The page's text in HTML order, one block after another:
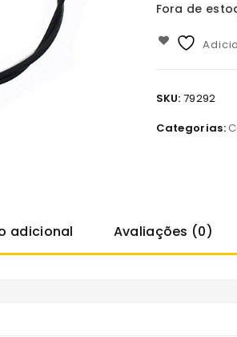
Fora de
SKU: 79292
Categorias:
adicional Avaliações (0)